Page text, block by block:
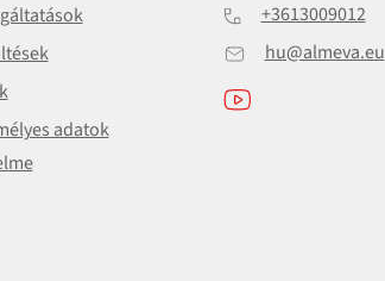
adatok
+3613009012
hu@almeva.eu